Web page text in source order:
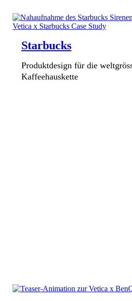
Starbucks
Produktdesign für die
Kaffeehauskette